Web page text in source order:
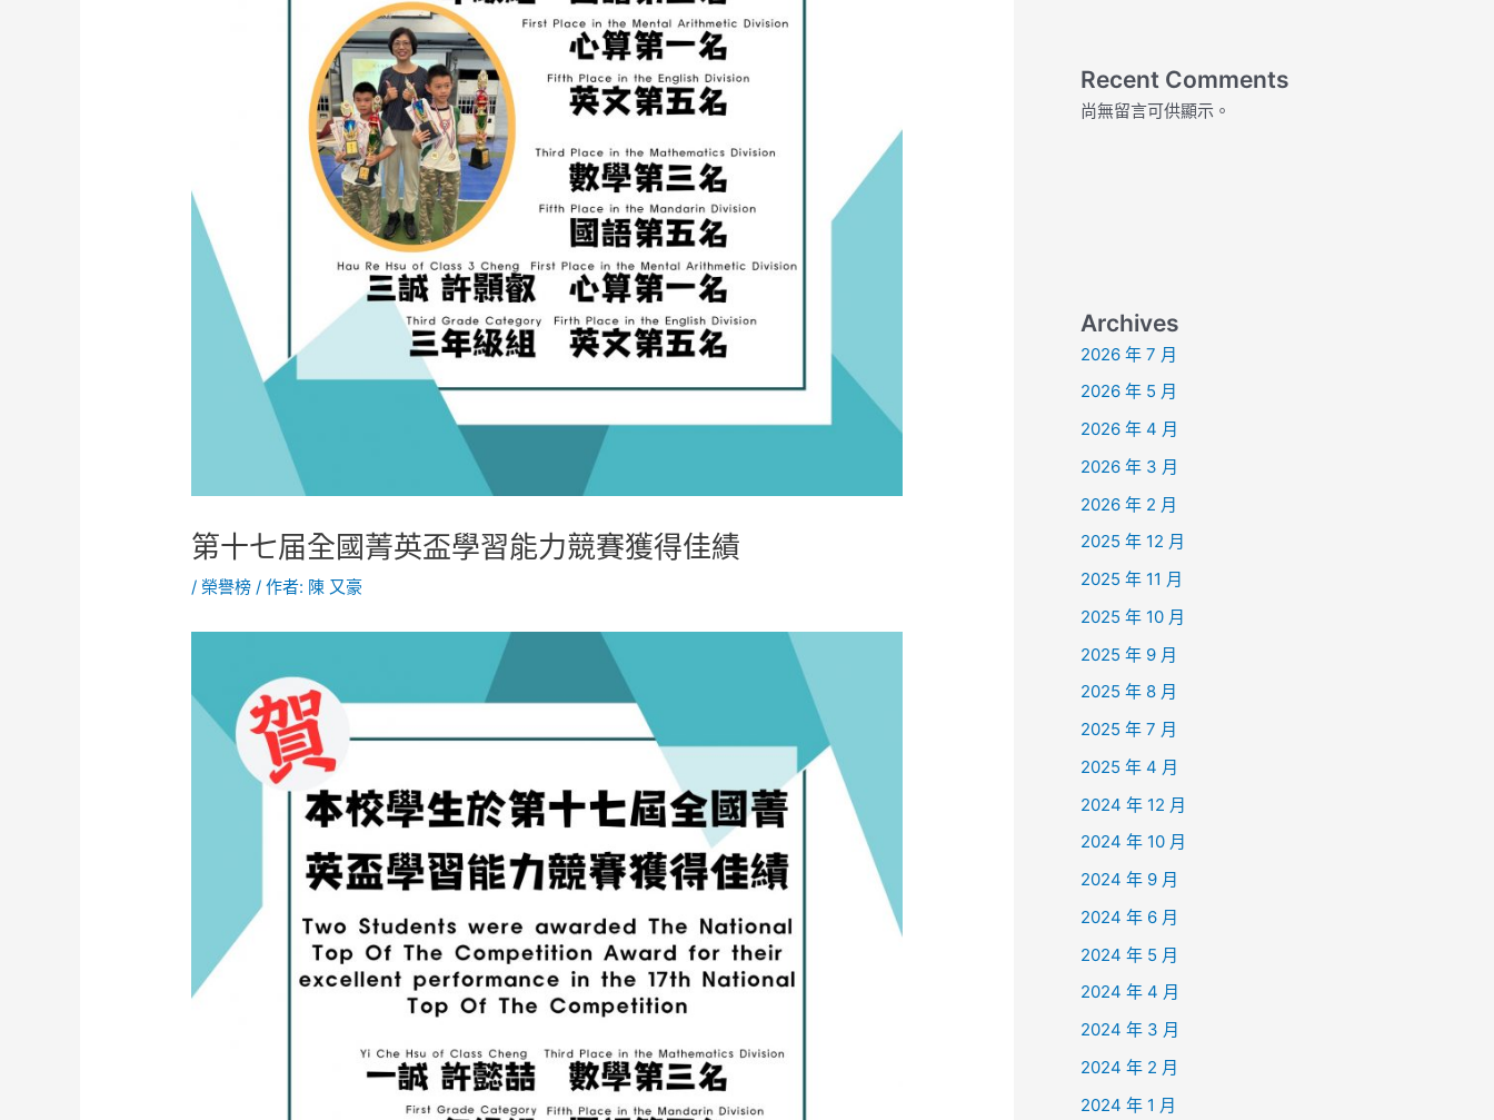
第十七届全國菁英盃學習能力競賽獲得佳績
/ 榮譽榜 / 作者: 陳 又豪
Recent Comments
尚無留言可供顯示。
Archives
2026 年 7 月
2026 年 5 月
2026 年 4 月
2026 年 3 月
2026 年 2 月
2025 年 12 月
2025 年 11 月
2025 年 10 月
2025 年 9 月
2025 年 8 月
2025 年 7 月
2025 年 4 月
2024 年 12 月
2024 年 10 月
2024 年 9 月
2024 年 6 月
2024 年 5 月
2024 年 4 月
2024 年 3 月
2024 年 2 月
2024 年 1 月